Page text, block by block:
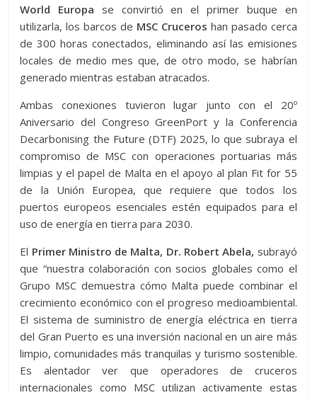
World Europa se convirtió en el primer buque en
utilizarla, los barcos de MSC Cruceros han pasado cerca
de 300 horas conectados, eliminando así las emisiones
locales de medio mes que, de otro modo, se habrían
generado mientras estaban atracados.
Ambas conexiones tuvieron lugar junto con el 20º
Aniversario del Congreso GreenPort y la Conferencia
Decarbonising the Future (DTF) 2025, lo que subraya el
compromiso de MSC con operaciones portuarias más
limpias y el papel de Malta en el apoyo al plan Fit for 55
de la Unión Europea, que requiere que todos los
puertos europeos esenciales estén equipados para el
uso de energía en tierra para 2030.
El Primer Ministro de Malta, Dr. Robert Abela, subrayó
que “nuestra colaboración con socios globales como el
Grupo MSC demuestra cómo Malta puede combinar el
crecimiento económico con el progreso medioambiental.
El sistema de suministro de energía eléctrica en tierra
del Gran Puerto es una inversión nacional en un aire más
limpio, comunidades más tranquilas y turismo sostenible.
Es alentador ver que operadores de cruceros
internacionales como MSC utilizan activamente estas